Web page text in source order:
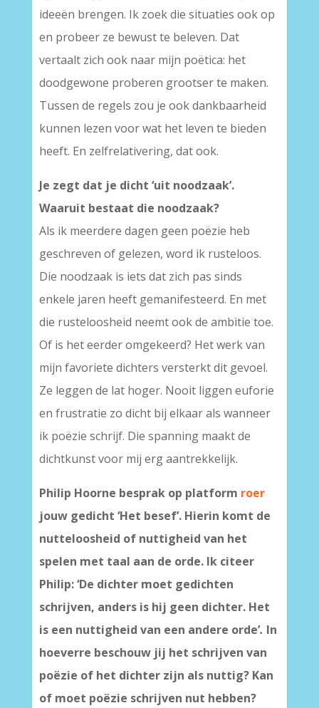
ideeën brengen. Ik zoek die situaties ook op
en probeer ze bewust te beleven. Dat
vertaalt zich ook naar mijn poëtica: het
doodgewone proberen grootser te maken.
Tussen de regels zou je ook dankbaarheid
kunnen lezen voor wat het leven te bieden
heeft. En zelfrelativering, dat ook.
Je zegt dat je dicht ‘uit noodzaak’.
Waaruit bestaat die noodzaak?
Als ik meerdere dagen geen poëzie heb
geschreven of gelezen, word ik rusteloos.
Die noodzaak is iets dat zich pas sinds
enkele jaren heeft gemanifesteerd. En met
die rusteloosheid neemt ook de ambitie toe.
Of is het eerder omgekeerd? Het werk van
mijn favoriete dichters versterkt dit gevoel.
Ze leggen de lat hoger. Nooit liggen euforie
en frustratie zo dicht bij elkaar als wanneer
ik poëzie schrijf. Die spanning maakt de
dichtkunst voor mij erg aantrekkelijk.
Philip Hoorne besprak op platform roer
jouw gedicht ‘Het besef’. Hierin komt de
nutteloosheid of nuttigheid van het
spelen met taal aan de orde. Ik citeer
Philip: ‘De dichter moet gedichten
schrijven, anders is hij geen dichter. Het
is een nuttigheid van een andere orde’. In
hoeverre beschouw jij het schrijven van
poëzie of het dichter zijn als nuttig? Kan
of moet poëzie schrijven nut hebben?